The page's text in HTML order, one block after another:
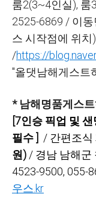
룸2(3~4인실),
2525-6869 / 이
스 시작점에 위치)
/https://
"올댓남해게스트
* 남해명품게스
[7인승 픽업 및
필수 ]
/ 간편조식
원) / 경남 남해군
4523-9500, 055-
우스.kr